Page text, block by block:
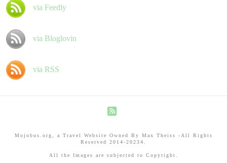
via Feedly
via Bloglovin
via RSS
Mojobus.org, a Travel Website Owned By Max Theiss -All Rights
Reserved 2014-20234.
All the Images are subjected to Copyright.